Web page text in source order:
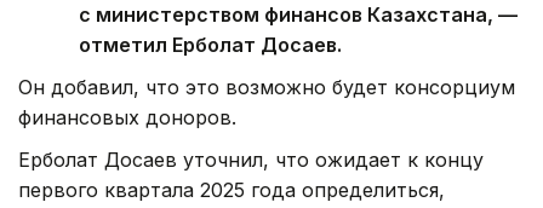
с министерством финансов Казахстана, —
отметил Ерболат Досаев.
Он добавил, что это возможно будет консорциум
финансовых доноров.
Ерболат Досаев уточнил, что ожидает к концу
первого квартала 2025 года определиться,